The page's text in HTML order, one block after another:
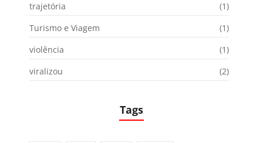
trajetória
(1)
Turismo e Viagem
(1)
violência
(1)
viralizou
(2)
Tags